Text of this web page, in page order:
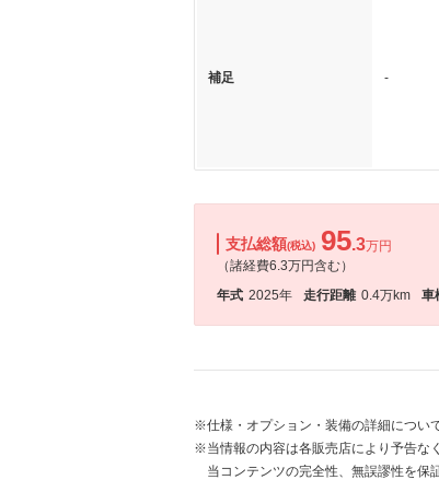
補足 -
支払総額(税込) 95.3万円
（諸経費6.3万円含む）
年式 2025年 走行距離 0.4万km 車
※仕様・オプション・装備の詳細につい
※当情報の内容は各販売店により予告な
当コンテンツの完全性、無誤謬性を保